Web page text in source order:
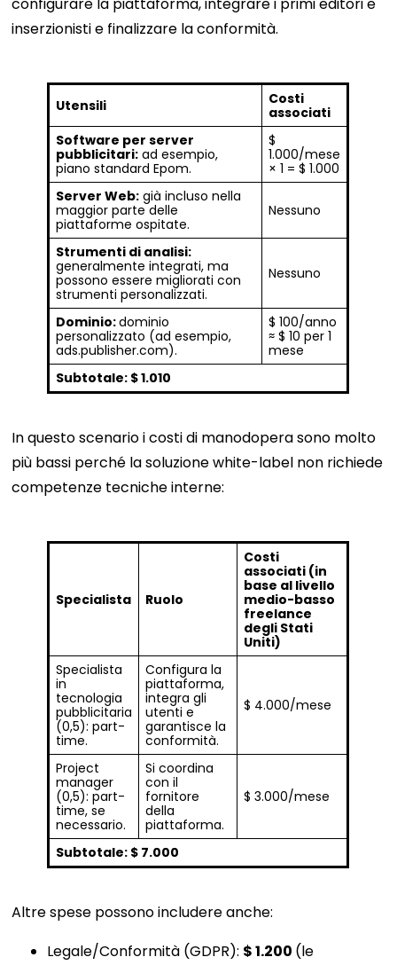
configurare la piattaforma, integrare i primi editori e
inserzionisti e finalizzare la conformità.
Utensili
Costi
associati
Software per server
pubblicitari: ad esempio,
piano standard Epom.
$
1.000/mese
× 1 = $ 1.000
Server Web: già incluso nella
maggior parte delle
piattaforme ospitate.
Nessuno
Strumenti di analisi:
generalmente integrati, ma
possono essere migliorati con
strumenti personalizzati.
Nessuno
Dominio:dominio
personalizzato (ad esempio,
ads.publisher.com).
$ 100/anno
≈ $ 10 per 1
mese
Subtotale: $ 1.010
In questo scenario i costi di manodopera sono molto
più bassi perché la soluzione white-label non richiede
competenze tecniche interne:
Specialista Ruolo
Costi
associati (in
base al livello
medio-basso
freelance
degli Stati
Uniti)
Specialista
in
tecnologia
pubblicitaria
(0,5): part-
time.
Configura la
piattaforma,
integra gli
utenti e
garantisce la
conformità.
$ 4.000/mese
Project
manager
(0,5): part-
time, se
necessario.
Si coordina
con il
fornitore
della
piattaforma.
$ 3.000/mese
Subtotale: $ 7.000
Altre spese possono includere anche:
Legale/Conformità (GDPR): $ 1.200 (le